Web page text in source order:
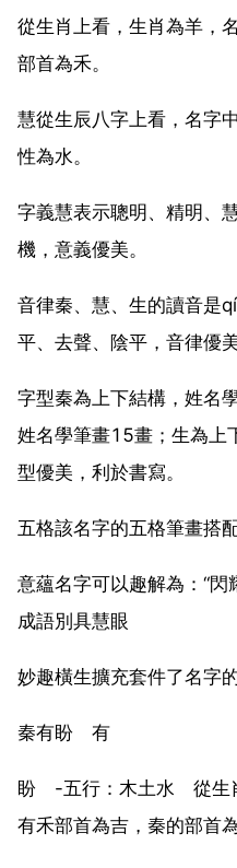
從生肖上看，生肖為羊，
部首為禾。
慧從生辰八字上看，名字
性為水。
字義慧表示聰明、精明、
機，意義優美。
音律秦、慧、生的讀音是
平、去聲、陰平，音律優
字型秦為上下結構，姓名
姓名學筆畫15畫；生為上
型優美，利於書寫。
五格該名字的五格筆畫搭
意蘊名字可以趣解為：“閃
成語別具慧眼
妙趣橫生擴充套件了名字的
秦有盼 有
盼 -五行：木土水 從生
有禾部首為吉，秦的部首為